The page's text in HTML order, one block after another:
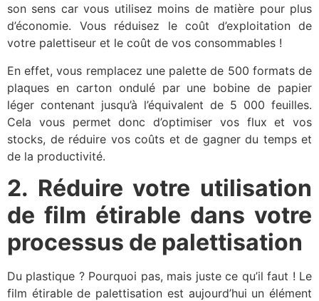
son sens car vous utilisez moins de matière pour plus
d’économie. Vous réduisez le coût d’exploitation de
votre palettiseur et le coût de vos consommables !
En effet, vous remplacez une palette de 500 formats de
plaques en carton ondulé par une bobine de papier
léger contenant jusqu’à l’équivalent de 5 000 feuilles.
Cela vous permet donc d’optimiser vos flux et vos
stocks, de réduire vos coûts et de gagner du temps et
de la productivité.
2. Réduire votre utilisation
de film étirable dans votre
processus de palettisation
Du plastique ? Pourquoi pas, mais juste ce qu’il faut ! Le
film étirable de palettisation est aujourd’hui un élément